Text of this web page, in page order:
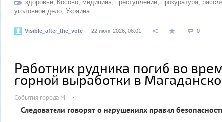
здоровье, Косово, медицина, преступление, прокуратура,
уголовное дело, Украина
Visible_after_the_vote 22 июля 2026, 06:01 0
Работник рудника погиб во
горной выработки в
События города М.
Следователи говорят о нарушениях правил